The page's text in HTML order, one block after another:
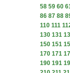
58 59 60
86 87 88
110 111
130 131
150 151
170 171
190 191